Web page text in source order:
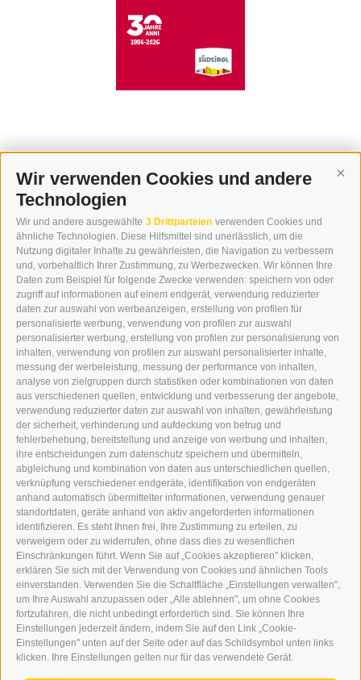
Wir verwenden Cookies und andere
Technologien
Wir und andere ausgewählte 3 Drittparteien verwenden Cookies und
ähnliche Technologien. Diese Hilfsmittel sind unerlässlich, um die
Nutzung digitaler Inhalte zu gewährleisten, die Navigation zu verbessern
und, vorbehaltlich Ihrer Zustimmung, zu Werbezwecken. Wir können Ihre
Daten zum Beispiel für folgende Zwecke verwenden: speichern von oder
zugriff auf informationen auf einem endgerät, verwendung reduzierter
daten zur auswahl von werbeanzeigen, erstellung von profilen für
personalisierte werbung, verwendung von profilen zur auswahl
personalisierter werbung, erstellung von profilen zur personalisierung von
inhalten, verwendung von profilen zur auswahl personalisierter inhalte,
messung der werbeleistung, messung der performance von inhalten,
analyse von zielgruppen durch statistiken oder kombinationen von daten
aus verschiedenen quellen, entwicklung und verbesserung der angebote,
verwendung reduzierter daten zur auswahl von inhalten, gewährleistung
der sicherheit, verhinderung und aufdeckung von betrug und
fehlerbehebung, bereitstellung und anzeige von werbung und inhalten,
ihre entscheidungen zum datenschutz speichern und übermitteln,
abgleichung und kombination von daten aus unterschiedlichen quellen,
verknüpfung verschiedener endgeräte, identifikation von endgeräten
anhand automatisch übermittelter informationen, verwendung genauer
standortdaten, geräte anhand von aktiv angeforderten informationen
identifizieren. Es steht Ihnen frei, Ihre Zustimmung zu erteilen, zu
verweigern oder zu widerrufen, ohne dass dies zu wesentlichen
Einschränkungen führt. Wenn Sie auf „Cookies akzeptieren" klicken,
erklären Sie sich mit der Verwendung von Cookies und ähnlichen Tools
einverstanden. Verwenden Sie die Schaltfläche „Einstellungen verwalten",
um Ihre Auswahl anzupassen oder „Alle ablehnen", um ohne Cookies
fortzufahren, die nicht unbedingt erforderlich sind. Sie können Ihre
Einstellungen jederzeit ändern, indem Sie auf den Link „Cookie-
Einstellungen" unten auf der Seite oder auf das Schildsymbol unten links
klicken. Ihre Einstellungen gelten nur für das verwendete Gerät.
KONTAKT
WIPP-MEDIA GMBH
DER ERKER
NEUSTADT 20A
I-39049 STERZING
TEL.: +39 0472 766876
GRAFIK@DERERKER.IT
INFO@DERERKER.IT
BARBARA.FONTANA@DERERKER.IT
DER ERKER
WERBEN IM ERKER
ONLINE-WERBUNG
SEPA-DAUERAUFTRAG
REGELN LESERKOMMENTARE
ONLINE VOTING
SERVICE
VERANSTALTUNGSKALENDER
KLEINANZEIGER
NÜTZLICHE LINKS
WETTER
WEBCAM
VIDEOS
TRAUER